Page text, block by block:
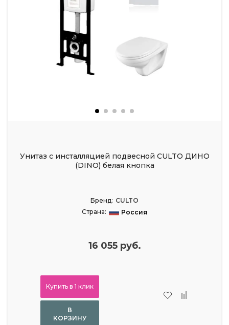
Унитаз с инсталляцией подвесной CULTO ДИНО
(DINO) белая кнопка
Бренд: CULTO
Страна:
Россия
16 055 руб.
Купить в 1 клик
В
КОРЗИНУ